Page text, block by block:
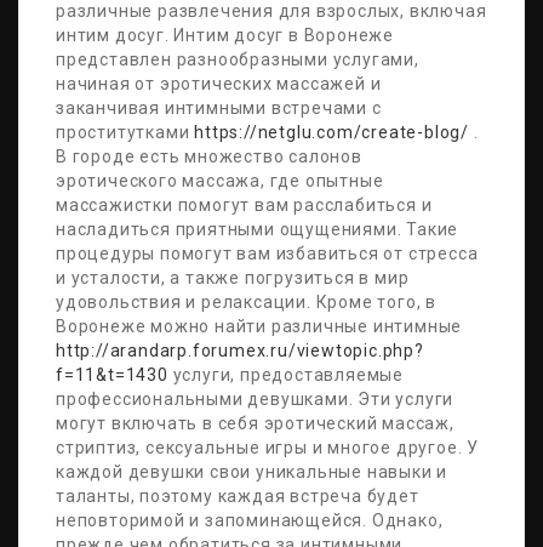
различные развлечения для взрослых, включая
интим досуг. Интим досуг в Воронеже
представлен разнообразными услугами,
начиная от эротических массажей и
заканчивая интимными встречами с
проститутками https://netglu.com/create-blog/
В городе есть множество салонов
эротического массажа, где опытные
массажистки помогут вам расслабиться и
насладиться приятными ощущениями. Такие
процедуры помогут вам избавиться от стресса
и усталости, а также погрузиться в мир
удовольствия и релаксации. Кроме того, в
Воронеже можно найти различные интимные
http://arandarp.forumex.ru/viewtopic.php?
f=11&t=1430 услуги, предоставляемые
профессиональными девушками. Эти услуги
могут включать в себя эротический массаж,
стриптиз, сексуальные игры и многое другое. У
каждой девушки свои уникальные навыки и
таланты, поэтому каждая встреча будет
неповторимой и запоминающейся. Однако,